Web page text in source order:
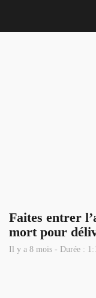
Faites entrer
mort pour
Il y a 8 mois - Durée :